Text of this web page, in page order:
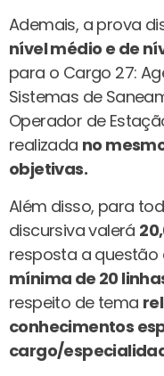
Ademais, a prova
nível médio e de
para o Cargo 27:
Sistemas de
Operador de
realizada no
objetivas.
Além disso, para
discursiva valerá
resposta a questão
mínima de 20
respeito de tema
conhecimentos
cargo/